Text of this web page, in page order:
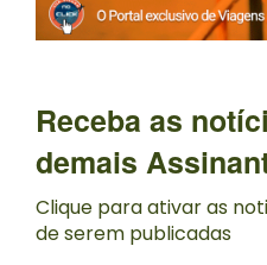
Receba as
demais
Clique para ativar as
de serem publicadas